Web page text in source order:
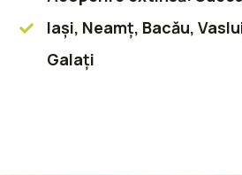
Iași, Neamț, Bacău,
Galați